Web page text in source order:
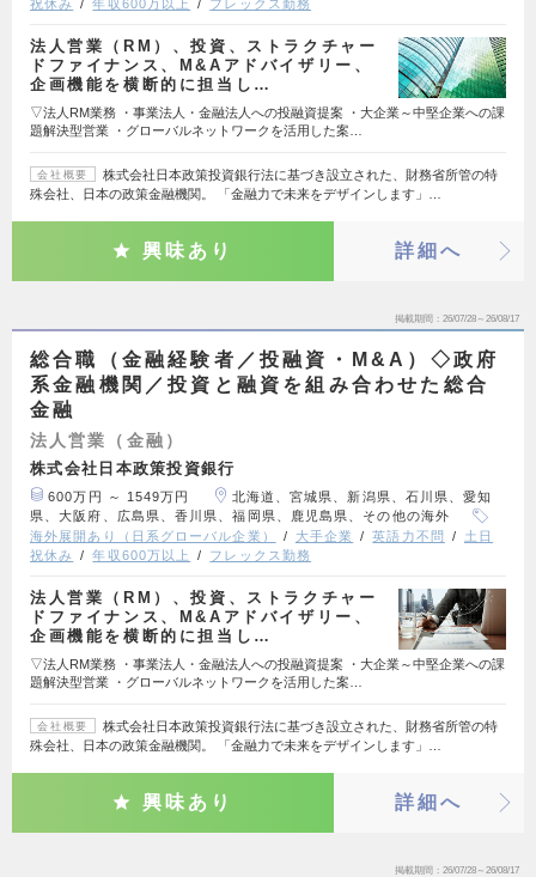
祝休み
年収600万以上 フレックス勤務
法人営業（RM）、投資、ストラクチャー
ドファイナンス、M&Aアドバイザリー、
企画機能を横断的に担当し…
▽法人RM業務 ・事業法人・金融法人への投融資提案 ・大企業～中堅企業への課
題解決型営業 ・グローバルネットワークを活用した案…
会社概要
株式会社日本政策投資銀行法に基づき設立された、財務省所管の特
殊会社、日本の政策金融機関。 「金融力で未来をデザインします」…
興味あり 詳細へ
掲載期間 26/07/28～26/08/17
総合職（金融経験者／投融資・M&A）◇政府
系金融機関／投資と融資を組み合わせた総合
金融
法人営業（金融）
株式会社日本政策投資銀行
600万円 ～ 1549万円
北海道、宮城県、新潟県、石川県、愛知
県、大阪府、広島県、香川県、福岡県、鹿児島県、その他の海外
海外展開あり（日系グローバル企業）
大手企業 英語力不問
土日
祝休み
年収600万以上 フレックス勤務
法人営業（RM）、投資、ストラクチャー
ドファイナンス、M&Aアドバイザリー、
企画機能を横断的に担当し…
▽法人RM業務 ・事業法人・金融法人への投融資提案 ・大企業～中堅企業への課
題解決型営業 ・グローバルネットワークを活用した案…
会社概要
株式会社日本政策投資銀行法に基づき設立された、財務省所管の特
殊会社、日本の政策金融機関。 「金融力で未来をデザインします」…
興味あり 詳細へ
掲載期間 26/07/28～26/08/17